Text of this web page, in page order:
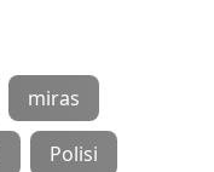
miras
Polisi